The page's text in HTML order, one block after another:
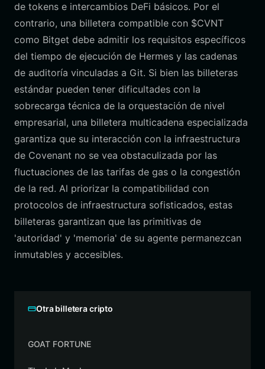
de tokens e intercambios DeFi básicos. Por el
contrario, una billetera compatible con $CVNT
como Bitget debe admitir los requisitos específicos
del tiempo de ejecución de Hermes y las cadenas
de auditoría vinculadas a Git. Si bien las billeteras
estándar pueden tener dificultades con la
sobrecarga técnica de la orquestación de nivel
empresarial, una billetera multicadena especializada
garantiza que su interacción con la infraestructura
de Covenant no se vea obstaculizada por las
fluctuaciones de las tarifas de gas o la congestión
de la red. Al priorizar la compatibilidad con
protocolos de infraestructura sofisticados, estas
billeteras garantizan que las primitivas de
'autoridad' y 'memoria' de su agente permanezcan
inmutables y accesibles.
Otra billetera cripto
GOAT FORTUNE